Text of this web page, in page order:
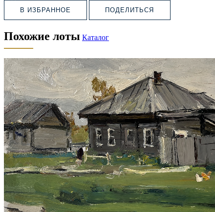
В ИЗБРАННОЕ ПОДЕЛИТЬСЯ
Похожие лоты Каталог